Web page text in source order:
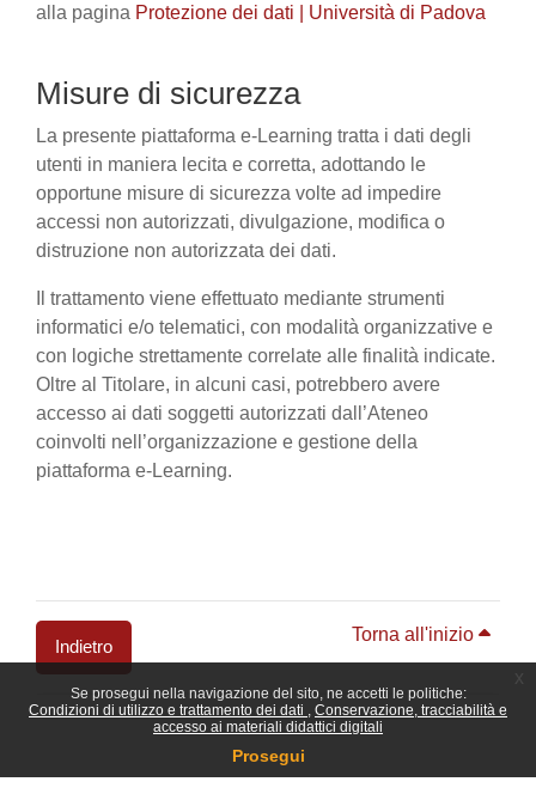
Se prosegui nella navigazione del sito, ne accetti le politiche:
Condizioni di utilizzo e trattamento dei dati
Conservazione, tracciabilità e
accesso ai materiali didattici digitali
Prosegui
alla pagina Protezione dei dati | Università di Padova
Misure di sicurezza
La presente piattaforma e-Learning tratta i dati degli
utenti in maniera lecita e corretta, adottando le
opportune misure di sicurezza volte ad impedire
accessi non autorizzati, divulgazione, modifica o
distruzione non autorizzata dei dati.
Il trattamento viene effettuato mediante strumenti
informatici e/o telematici, con modalità organizzative e
con logiche strettamente correlate alle finalità indicate.
Oltre al Titolare, in alcuni casi, potrebbero avere
accesso ai dati soggetti autorizzati dall’Ateneo
coinvolti nell’organizzazione e gestione della
piattaforma e-Learning.
Indietro
Torna all'inizio
Blocchi